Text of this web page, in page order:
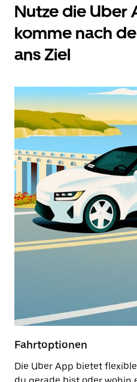
Nutze die Uber
komme nach
ans Ziel
Fahrtoptionen
Die Uber App bietet